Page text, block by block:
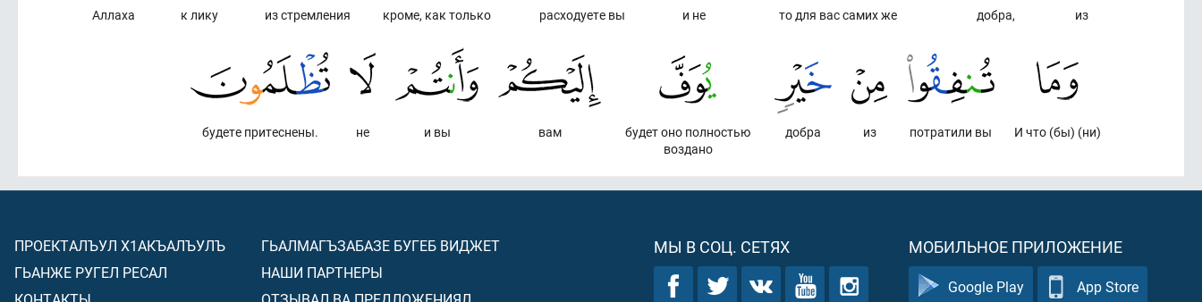
из
добра,
то для вас самих же
и не
расходуете вы
кроме, как только
из стремления
к лику
Аллаха
И что (бы) (ни)
потратили вы
из
добра
будет оно полностью
воздано
вам
и вы
не
будете притеснены.
ПРОЕКТАЛЪУЛ Х1АКЪАЛЪУЛЪ
ГЬАНЖЕ РУГЕЛ РЕСАЛ
ГЬАЛМАГЪЗАБАЗЕ БУГЕБ ВИДЖЕТ
НАШИ ПАРТНЕРЫ
МЫ В СОЦ. СЕТЯХ МОБИЛЬНОЕ ПРИЛОЖЕНИЕ
Google Play App Store